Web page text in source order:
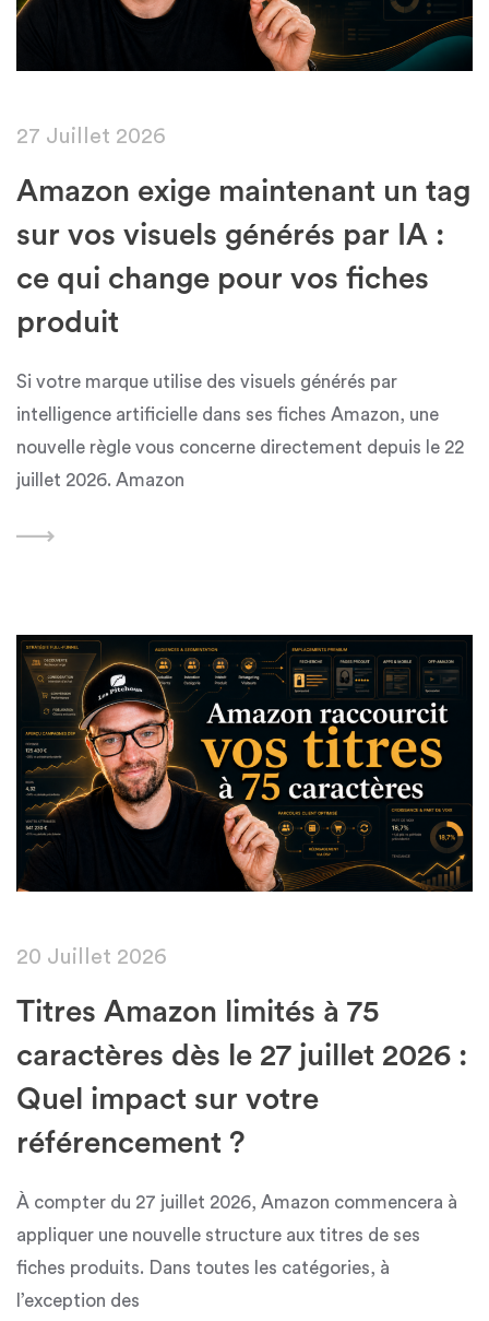
27 Juillet 2026
Amazon exige maintenant un tag
sur vos visuels générés par IA :
ce qui change pour vos fiches
produit
Si votre marque utilise des visuels générés par
intelligence artificielle dans ses fiches Amazon, une
nouvelle règle vous concerne directement depuis le 22
juillet 2026. Amazon
Featured
20 Juillet 2026
Titres Amazon limités à 75
caractères dès le 27 juillet 2026 :
Quel impact sur votre
référencement ?
À compter du 27 juillet 2026, Amazon commencera à
appliquer une nouvelle structure aux titres de ses
fiches produits. Dans toutes les catégories, à
l’exception des